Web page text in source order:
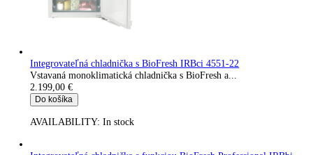
Do košíka
Kombinácia chladničky a mrazničky s BioFresh a NoFrost
575i-22
Kombinovaná chladnička s BioFresh a...
Do košíka
AVAILABILITY:In stock